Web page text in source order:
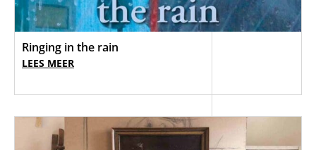
Ringing in the rain
LEES MEER